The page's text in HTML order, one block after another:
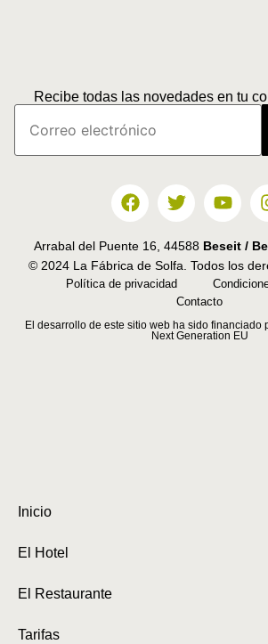
Recibe todas las novedades en tu
Arrabal del Puente 16, 44588 Beseit /
© 2024 La Fábrica de Solfa. Todos los
Política de privacidad
Contacto
El desarrollo de este sitio web ha sido financiado
Next Generation EU
Inicio
El Hotel
El Restaurante
Tarifas